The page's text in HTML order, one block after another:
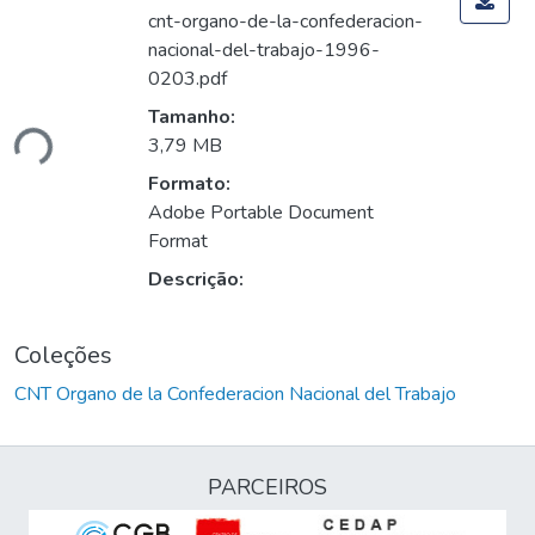
cnt-organo-de-la-confederacion-
nacional-del-trabajo-1996-
0203.pdf
Tamanho:
3,79 MB
Formato:
Adobe Portable Document
Format
Descrição:
Coleções
CNT Organo de la Confederacion Nacional del Trabajo
PARCEIROS